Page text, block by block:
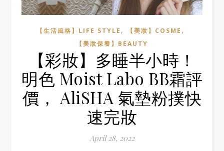
【生活風格】LIFE STYLE , 【美妝】COSME ,
【美妝保養】BEAUTY
【彩妝】多睡半小時！
明色 Moist Labo BB霜評
價， AliSHA 氣墊粉撲快
速完妝
April 28, 2022